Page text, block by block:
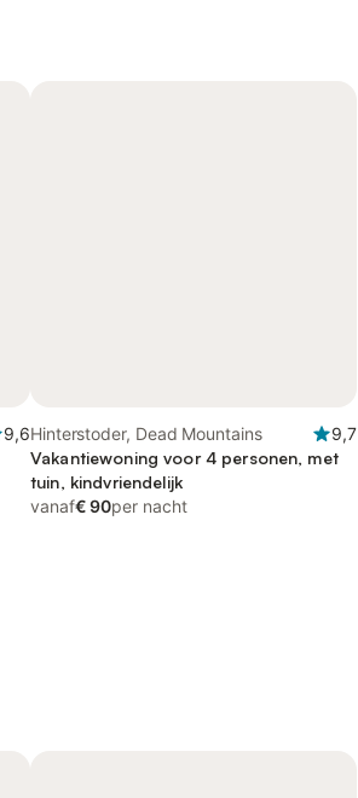
9,6Hinterstoder, Dead Mountains
9,7
Vakantiewoning voor 4 personen, met
tuin, kindvriendelijk
vanaf€ 90per nacht